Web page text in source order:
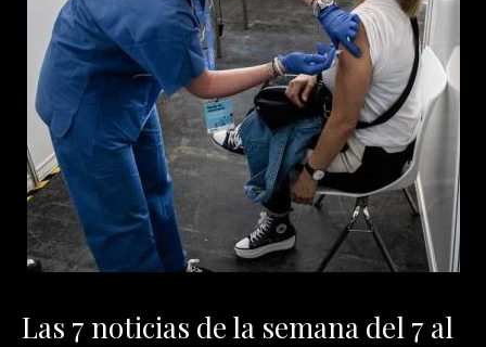
Las 7 noticias de la semana del 7 al